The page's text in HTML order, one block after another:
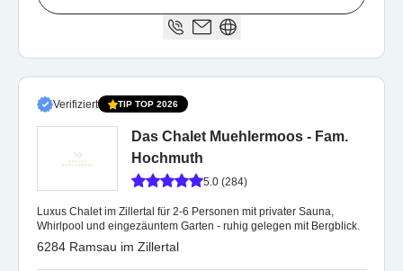
Verifiziert TIP TOP 2026
Das Chalet Muehlermoos - Fam.
Hochmuth
5.0 (284)
Luxus Chalet im Zillertal für 2-6 Personen mit privater Sauna,
Whirlpool und eingezäuntem Garten - ruhig gelegen mit Bergblick.
6284 Ramsau im Zillertal